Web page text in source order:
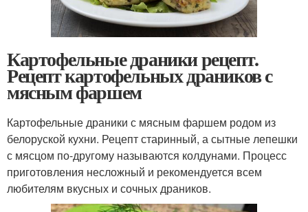
Картофельные драники рецепт.
Рецепт картофельных драников с
мясным фаршем
Картофельные драники с мясным фаршем родом из
белоруской кухни. Рецепт старинный, а сытные лепешки
с мясцом по-другому называются колдунами. Процесс
приготовления несложный и рекомендуется всем
любителям вкусных и сочных драников.